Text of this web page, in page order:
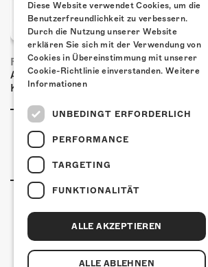
FRISCH BESTÄTIGT: URIAH HEEP
Am Sonntag, 15. November 2026
Kulturfabrik Kofmehl!
Kulturfabrik Kofmehl
Kofmehlweg 1
Diese Website verwendet Cookies, um die
Benutzerfreundlichkeit zu verbessern.
Durch die Nutzung unserer Website
erklären Sie sich mit der Verwendung von
Cookies in Übereinstimmung mit unserer
Cookie-Richtlinie einverstanden. Weitere
Informationen
UNBEDINGT ERFORDERLICH
PERFORMANCE
TARGETING
FUNKTIONALITÄT
ALLE AKZEPTIEREN
ALLE ABLEHNEN